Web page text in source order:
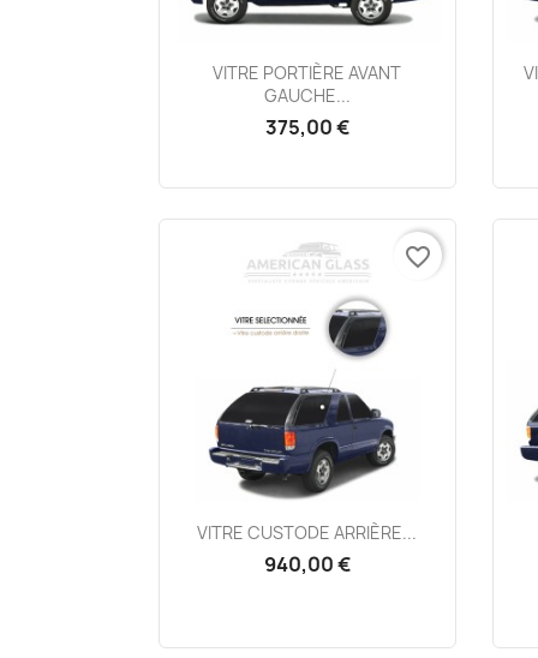
Aperçu rapide
VITRE PORTIÈRE AVANT
GAUCHE...
375,00 €
Aperçu rapide
VITRE CUSTODE ARRIÈRE...
940,00 €
favorite_border